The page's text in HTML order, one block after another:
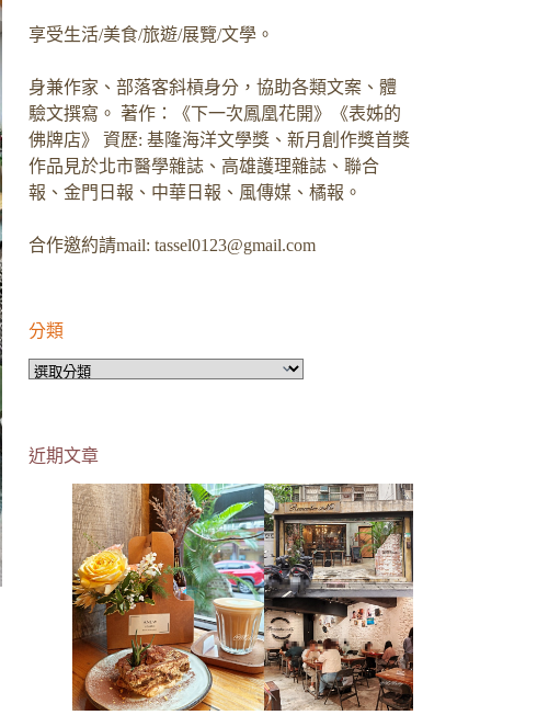
享受生活/美食/旅遊/展覽/文學。
身兼作家、部落客斜槓身分，協助各類文案、體
驗文撰寫。 著作：《下一次鳳凰花開》《表姊的
佛牌店》 資歷: 基隆海洋文學獎、新月創作獎首獎
作品見於北市醫學雜誌、高雄護理雜誌、聯合
報、金門日報、中華日報、風傳媒、橘報。
合作邀約請mail: tassel0123@gmail.com
分類
分
近期文章